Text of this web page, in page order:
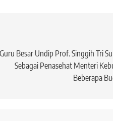
Guru Besar Undip Prof. Singgih Tri
Sebagai Penasehat Menteri
Beberapa